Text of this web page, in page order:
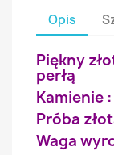
Opis
Piękny
perłą
Kamienie :
Próba
Waga